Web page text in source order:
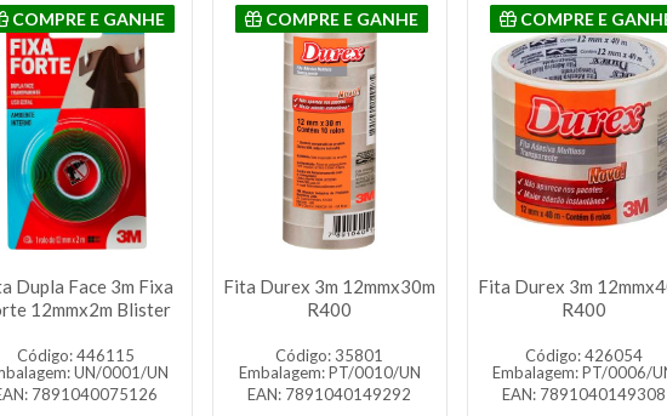
COMPRE E GANHE
Dupla Face 3m Fixa
12mmx2m Blister
Código: 446115
UN/0001/UN
7891040075126
COMPRE E GANHE
Fita Durex 3m 12mmx30m
R400
Código: 35801
Embalagem: PT/0010/UN
EAN: 7891040149292
COMPRE E
Fita Durex 3m
R400
Código: 426054
Embalagem: PT/0006/
EAN: 7891040149308